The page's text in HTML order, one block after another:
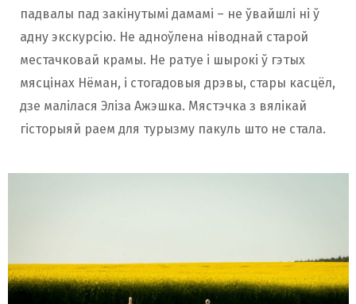
падвалы пад закінутымі дамамі – не ўвайшлі ні ў
адну экскурсію. Не адноўлена ніводнай старой
местачковай крамы. Не ратуе і шырокі ў гэтых
мясцінах Нёман, і стогадовыя дрэвы, стары касцёл,
дзе малілася Эліза Ажэшка. Мястэчка з вялікай
гісторыяй раем для турызму пакуль што не стала.